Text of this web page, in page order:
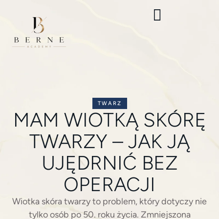
TWARZ
MAM WIOTKĄ SKÓRĘ
TWARZY – JAK JĄ
UJĘDRNIĆ BEZ
OPERACJI
Wiotka skóra twarzy to problem, który dotyczy nie
tylko osób po 50. roku życia. Zmniejszona